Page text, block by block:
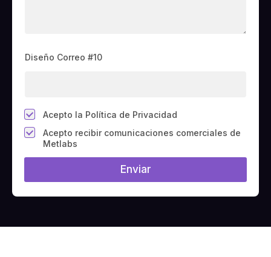
Diseño Correo #10
*
Acepto la Política de Privacidad
C
a
p
#
Acepto recibir comunicaciones comerciales de
Metlabs
Enviar